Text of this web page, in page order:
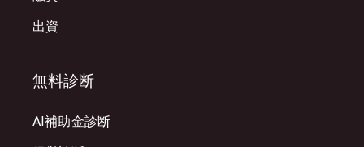
出資
無料診断
AI補助金診断